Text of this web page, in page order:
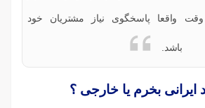
واقعا پاسخگوی نیاز مشتریان خود
باشد.
ایرانی بخرم یا خارجی ؟